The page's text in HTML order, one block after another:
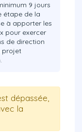
9 jours
étape de la
à apporter les
pour exercer
de direction
projet
dépassée,
la